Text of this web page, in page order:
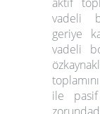
vadeli
geriye
vadeli
ile